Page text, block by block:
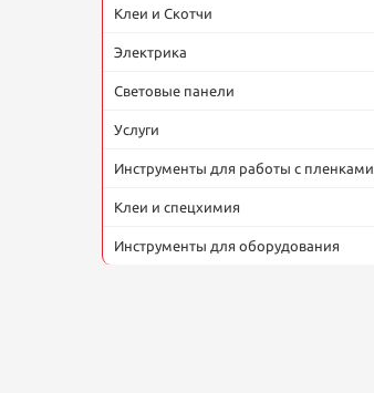
Клеи и Скотчи
Электрика
Световые панели
Услуги
Инструменты для работы с пленками
Клеи и спецхимия
Инструменты для оборудования